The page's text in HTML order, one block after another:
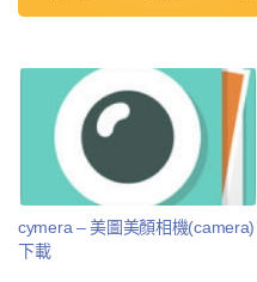
cymera – 美圖美顏相機(camera)
下載